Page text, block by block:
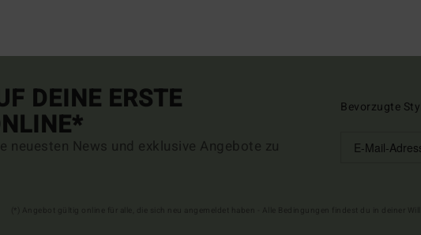
DEINE ERSTE
neuesten News und exklusive Angebote zu
Bevorzugte